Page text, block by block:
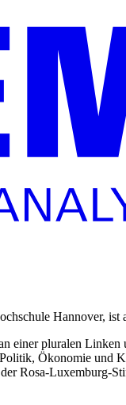
Hannover,
einer pluralen
Ökonomie
Rosa-Luxemburg-